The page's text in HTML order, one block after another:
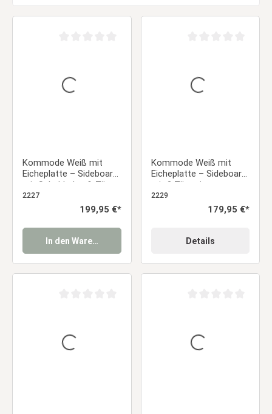
Kommode Weiß mit
Eicheplatte – Sideboard
mit Schubladen & Türen,
Landhausstil
2227
Regulärer Preis:
199,95 €*
In den Warenkorb
Kommode Weiß mit
Eicheplatte – Sideboard
mit 3 Türen im
Landhausstil
2229
Regulärer Preis:
179,95 €*
Details